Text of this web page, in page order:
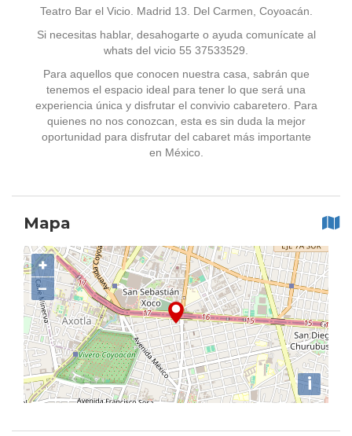
Teatro Bar el Vicio. Madrid 13. Del Carmen, Coyoacán.
Si necesitas hablar, desahogarte o ayuda comunícate al
whats del vicio 55 37533529.
Para aquellos que conocen nuestra casa, sabrán que
tenemos el espacio ideal para tener lo que será una
experiencia única y disfrutar el convivio cabaretero. Para
quienes no nos conozcan, esta es sin duda la mejor
oportunidad para disfrutar del cabaret más importante
en México.
Mapa
+
−
i